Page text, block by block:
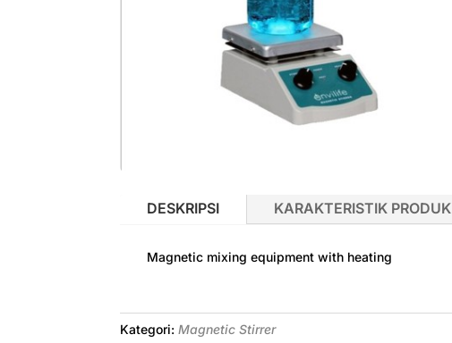
DESKRIPSI KARAKTERISTIK PRODUK
Magnetic mixing equipment with heating
Kategori:Magnetic Stirrer